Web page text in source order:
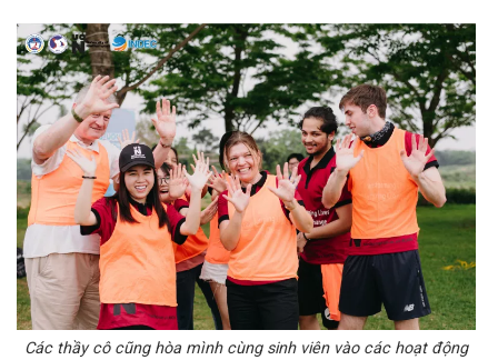
Các thầy cô cũng hòa mình cùng sinh viên vào các hoạt động